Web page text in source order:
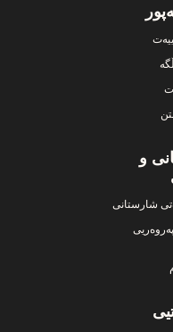
و
شارستانی